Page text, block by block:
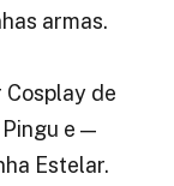
armas.
de
e —
Estelar.